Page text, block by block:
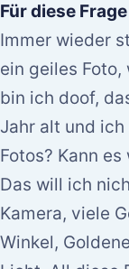
Für diese
Immer wieder
ein geiles Foto,
bin ich doof,
Jahr alt und
Fotos? Kann
Das will ich
Kamera, viele
Winkel,